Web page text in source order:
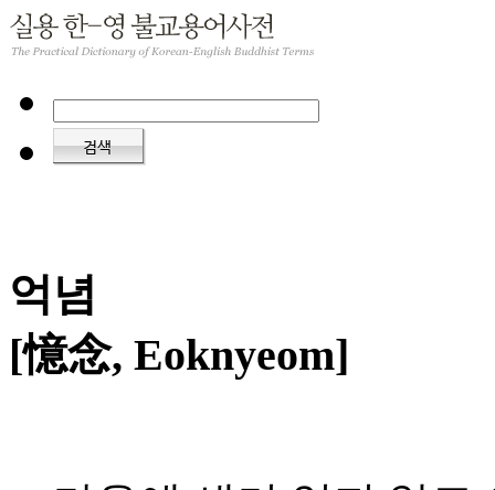
억념
[憶念, Eoknyeom]